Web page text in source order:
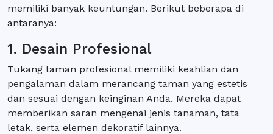
memiliki banyak keuntungan. Berikut beberapa di
antaranya:
1. Desain Profesional
Tukang taman profesional memiliki keahlian dan
pengalaman dalam merancang taman yang estetis
dan sesuai dengan keinginan Anda. Mereka dapat
memberikan saran mengenai jenis tanaman, tata
letak, serta elemen dekoratif lainnya.